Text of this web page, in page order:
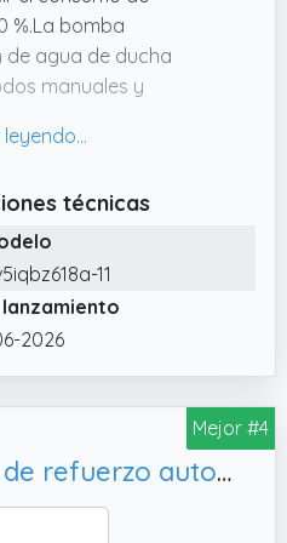
%.La bomba
de agua de ducha
manuales y
adaptativo inteligente,
La potencia
de presión
es de
agua para 36,2 PSI
del líquido es 90
es clase de buceo
técnicas
11
2026
Mejor #4
Bomba de agua de refuerzo automática electrónica para ducha de casa lavadora bomba refuerzo de presión de agua a chorro para hogar fregadero cocina (260W)